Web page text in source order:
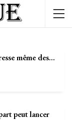
même des…
peut lancer